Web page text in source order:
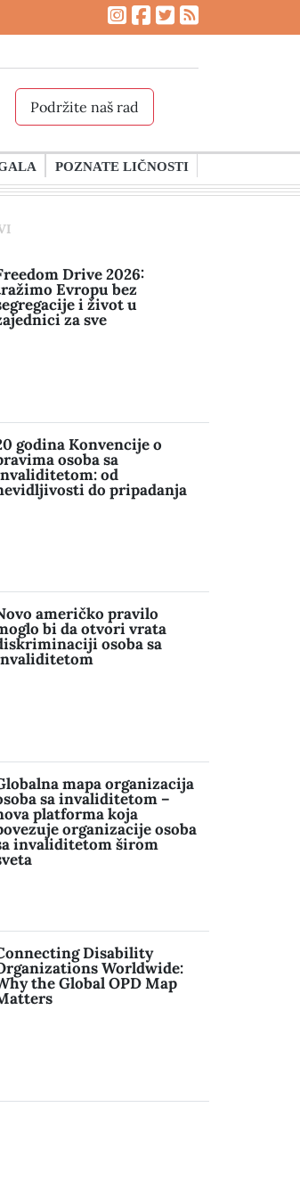
Podržite naš rad
POZNATE LIČNOSTI
Drive 2026:
Evropu bez
i život u
za sve
godina Konvencije o
osoba sa
od
do pripadanja
američko pravilo
bi da otvori vrata
osoba sa
mapa organizacija
sa invaliditetom –
platforma koja
organizacije osoba
invaliditetom širom
Disability
Worldwide:
the Global OPD Map